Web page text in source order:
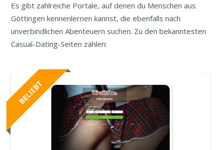
Es gibt zahlreiche Portale, auf denen du Menschen aus
Göttingen kennenlernen kannst, die ebenfalls nach
unverbindlichen Abenteuern suchen. Zu den bekanntesten
Casual-Dating-Seiten zählen: